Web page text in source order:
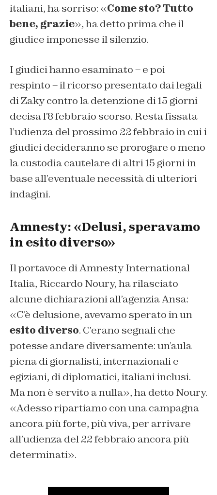
italiani, ha sorriso: «Come sto? Tutto
bene, grazie», ha detto prima che il
giudice imponesse il silenzio.
I giudici hanno esaminato – e poi
respinto – il ricorso presentato dai legali
di Zaky contro la detenzione di 15 giorni
decisa l’8 febbraio scorso. Resta fissata
l’udienza del prossimo 22 febbraio in cui i
giudici decideranno se prorogare o meno
la custodia cautelare di altri 15 giorni in
base all’eventuale necessità di ulteriori
indagini.
Amnesty: «Delusi, speravamo
in esito diverso»
Il portavoce di Amnesty International
Italia, Riccardo Noury, ha rilasciato
alcune dichiarazioni all’agenzia Ansa:
«C’è delusione, avevamo sperato in un
esito diverso. C’erano segnali che
potesse andare diversamente: un’aula
piena di giornalisti, internazionali e
egiziani, di diplomatici, italiani inclusi.
Ma non è servito a nulla», ha detto Noury.
«Adesso ripartiamo con una campagna
ancora più forte, più viva, per arrivare
all’udienza del 22 febbraio ancora più
determinati».